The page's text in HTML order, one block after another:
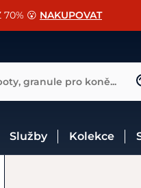
Cassini! CHCI SLEVU
70% 😮 NAKUPOVAT
sedlům ZDARMA 🐴
granule pro koně...
Služby Kolekce